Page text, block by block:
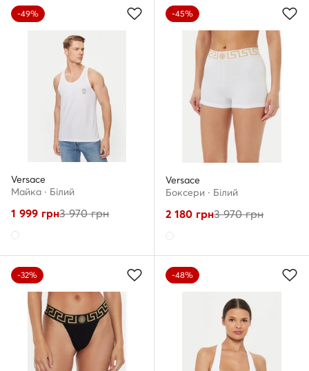
-49%
Versace
Майка · Білий
1 999 грн3 970грн
-45%
Versace
Боксери · Білий
2 180 грн3 970грн
-32% -48%